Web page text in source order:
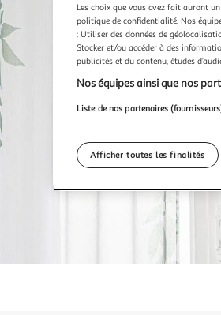
Les choix que vous avez fait auront
politique de confidentialité. Nos
: Utiliser des données de
Stocker et/ou accéder à des
publicités et du contenu, études
Nos équipes ainsi que nos
Liste de nos partenaires
Afficher toutes les finalités